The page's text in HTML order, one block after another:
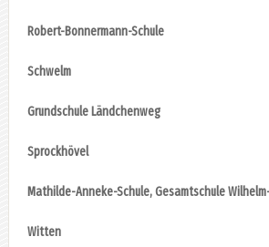
Robert-Bonnermann-Schule
Schwelm
Grundschule Ländchenweg
Sprockhövel
Mathilde-Anneke-Schule, Gesamtschule
Witten